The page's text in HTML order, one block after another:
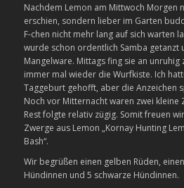
Nachdem Lemon am Mittwoch Morgen
erschien, sondern lieber im Garten
F-chen nicht mehr lang auf sich warten
wurde schon ordentlich Samba getanzt
Mangelware. Mittags fing sie an
immer mal wieder die Wurfkiste. Ich
Taggeburt gehofft, aber die Anzeichen
Noch vor Mitternacht waren zwei
Rest folgte relativ zügig. Somit freuen
Zwerge aus Lemon „Kornay Hunting
Bash“.
Wir begrüßen einen gelben Rüden,
Hündinnen und 5 schwarze Hündinnen.